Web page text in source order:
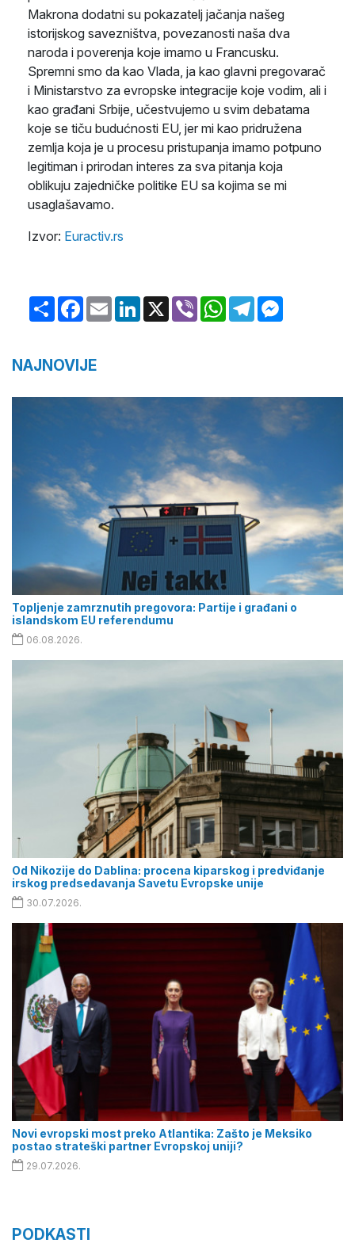
Makrona dodatni su pokazatelj jačanja našeg
istorijskog savezništva, povezanosti naša dva
naroda i poverenja koje imamo u Francusku.
Spremni smo da kao Vlada, ja kao glavni pregovarač
i Ministarstvo za evropske integracije koje vodim, ali i
kao građani Srbije, učestvujemo u svim debatama
koje se tiču budućnosti EU, jer mi kao pridružena
zemlja koja je u procesu pristupanja imamo potpuno
legitiman i prirodan interes za sva pitanja koja
oblikuju zajedničke politike EU sa kojima se mi
usaglašavamo.
Izvor: Euractiv.rs
ShareFacebook
Email LinkedIn
X Viber WhatsApp
Telegram
NAJNOVIJE
Topljenje zamrznutih pregovora: Partije i građani o
islandskom EU referendumu
06.08.2026.
Od Nikozije do Dablina: procena kiparskog i predviđanje
irskog predsedavanja Savetu Evropske unije
30.07.2026.
Novi evropski most preko Atlantika: Zašto je Meksiko
postao strateški partner Evropskoj uniji?
29.07.2026.
PODKASTI